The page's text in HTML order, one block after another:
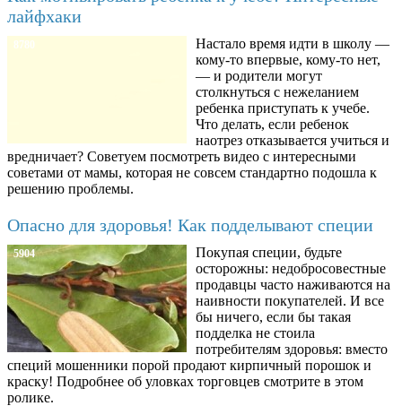
лайфхаки
8780
Настало время идти в школу —
кому-то впервые, кому-то нет,
— и родители могут
столкнуться с нежеланием
ребенка приступать к учебе.
Что делать, если ребенок
наотрез отказывается учиться и
вредничает? Советуем посмотреть видео с интересными
советами от мамы, которая не совсем стандартно подошла к
решению проблемы.
Опасно для здоровья! Как подделывают специи
5904
Покупая специи, будьте
осторожны: недобросовестные
продавцы часто наживаются на
наивности покупателей. И все
бы ничего, если бы такая
подделка не стоила
потребителям здоровья: вместо
специй мошенники порой продают кирпичный порошок и
краску! Подробнее об уловках торговцев смотрите в этом
ролике.